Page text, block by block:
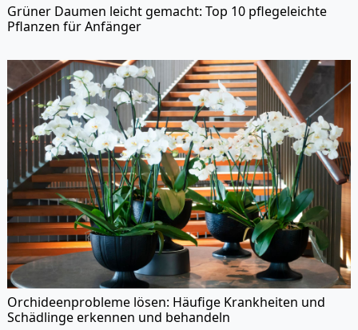
Grüner Daumen leicht gemacht: Top 10 pflegeleichte
Pflanzen für Anfänger
Orchideenprobleme lösen: Häufige Krankheiten und
Schädlinge erkennen und behandeln